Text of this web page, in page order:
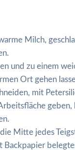
Milch,
und zu einem
Ort gehen
mit
Mitte jedes
Backpapier